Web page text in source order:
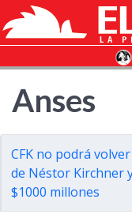
Anses
CFK no podrá
de Néstor Kirchner
$1000 millones